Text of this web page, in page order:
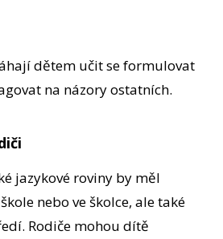
dětem učit se formulovat
na názory ostatních.
jazykové roviny by měl
nebo ve školce, ale také
Rodiče mohou dítě